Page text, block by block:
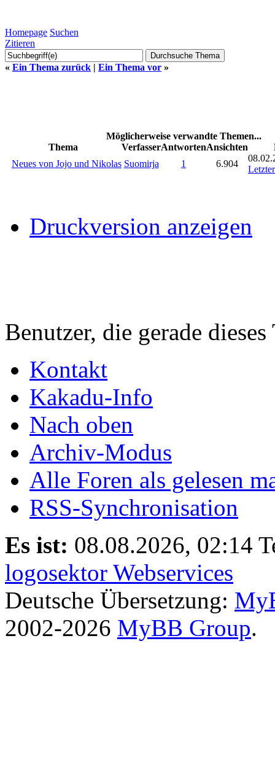
Homepage Suchen
Zitieren
« Ein Thema zurück | Ein Thema vor »
Möglicherweise verwandte Themen...
Thema
VerfasserAntwortenAnsichten
Neues von Jojo und Nikolas Suomirja 1 6.904
Druckversion anzeigen
Benutzer, die gerade
Kontakt
Kakadu-Info
Nach oben
Archiv-Modus
Alle Foren als gelesen
RSS-Synchronisation
Es ist: 08.08.2026, 02:14
logosektor Webservices
Deutsche Übersetzung:
2002-2026 MyBB Group.